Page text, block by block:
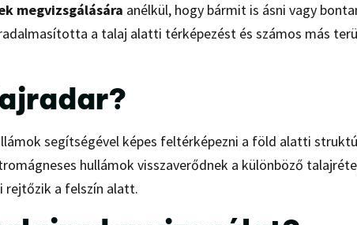
megvizsgálására anélkül, hogy bármit is ásni vagy
a talaj alatti térképezést és számos más
segítségével képes feltérképezni a föld alatti
hullámok visszaverődnek a különböző
rejtőzik a felszín alatt.